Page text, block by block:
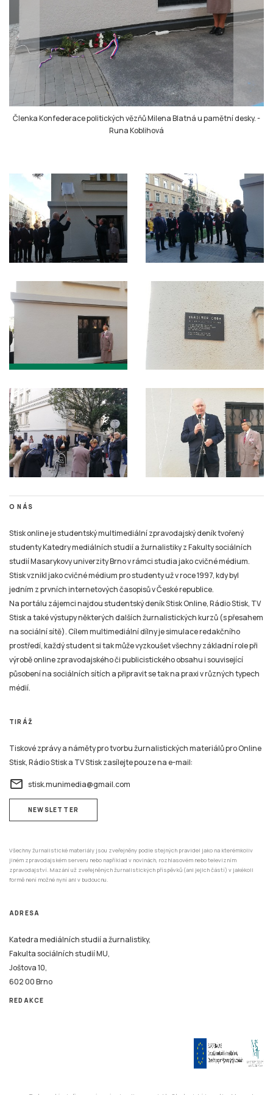
Členka Konfederace politických vězňů Milena Blatná u pamětní desky.-
Runa Koblihová
O NÁS
Stisk online je studentský multimediální zpravodajský deník tvořený
studenty Katedry mediálních studií a žurnalistiky z Fakulty sociálních
studií Masarykovy univerzity Brno v rámci studia jako cvičné médium.
Stisk vznikl jako cvičné médium pro studenty už v roce 1997, kdy byl
jedním z prvních internetových časopisů v České republice.
Na portálu zájemci najdou studentský deník Stisk Online, Rádio Stisk, TV
Stisk a také výstupy některých dalších žurnalistických kurzů (s přesahem
na sociální sítě). Cílem multimediální dílny je simulace redakčního
prostředí, každý student si tak může vyzkoušet všechny základní role při
výrobě online zpravodajského či publicistického obsahu i související
působení na sociálních sítích a připravit se tak na praxi v různých typech
médií.
TIRÁŽ
Tiskové zprávy a náměty pro tvorbu žurnalistických materiálů pro Online
Stisk, Rádio Stisk a TV Stisk zasílejte pouze na e-mail:
email stisk.munimedia@gmail.com
NEWSLETTER
Všechny žurnalistické materiály jsou zveřejněny podle stejných pravidel jako na kterémkoliv
jiném zpravodajském serveru nebo například v novinách, rozhlasovém nebo televizním
zpravodajství. Mazání už zveřejněných žurnalistických příspěvků (ani jejich částí) v jakékoli
formě není možné nyní ani v budoucnu.
ADRESA
Katedra mediálních studií a žurnalistiky,
Fakulta sociálních studií MU,
Joštova 10,
602 00 Brno
REDAKCE